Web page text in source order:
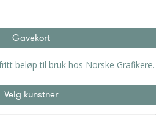
Gavekort
beløp til bruk hos Norske Grafikere.
Velg kunstner